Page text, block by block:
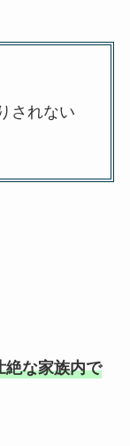
されない
絶な家族内で